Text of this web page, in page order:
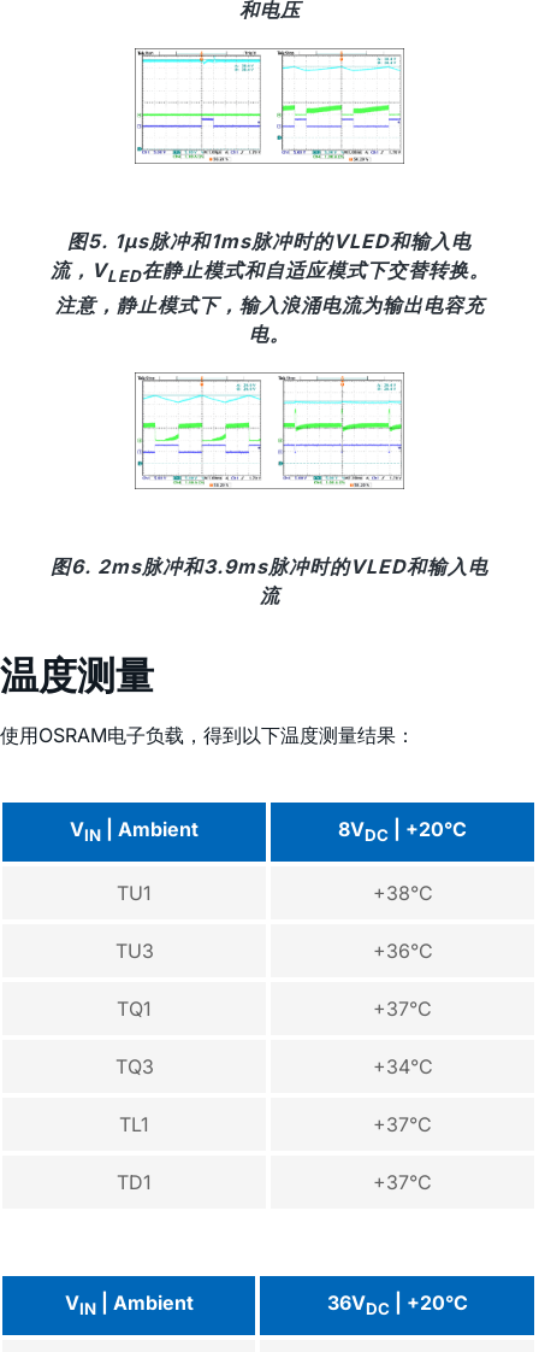
和电压
图5. 1µs脉冲和1ms脉冲时的VLED和输入电
流，VLED在静止模式和自适应模式下交替转换。
注意，静止模式下，输入浪涌电流为输出电容充
电。
图6. 2ms脉冲和3.9ms脉冲时的VLED和输入电
流
温度测量
使用OSRAM电子负载，得到以下温度测量结果：
VIN | Ambient 8VDC | +20°C
TU1 +38°C
TU3 +36°C
TQ1 +37°C
TQ3 +34°C
TL1 +37°C
TD1 +37°C
VIN| Ambient 36VDC| +20°C